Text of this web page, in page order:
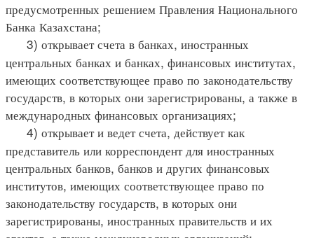
предусмотренных решением Правления Национального
Банка Казахстана;
3) открывает счета в банках, иностранных
центральных банках и банках, финансовых институтах,
имеющих соответствующее право по законодательству
государств, в которых они зарегистрированы, а также в
международных финансовых организациях;
4) открывает и ведет счета, действует как
представитель или корреспондент для иностранных
центральных банков, банков и других финансовых
институтов, имеющих соответствующее право по
законодательству государств, в которых они
зарегистрированы, иностранных правительств и их